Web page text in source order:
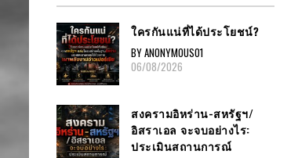
ใครกันแน่ที่ได้ประโยชน์?
BY ANONYMOUS01
06/08/2026
สงครามอิหร่าน-สหรัฐฯ/
อิสราเอล จะจบอย่างไร:
ประเมินสถานการณ์